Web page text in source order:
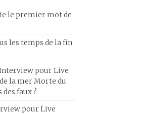
le premier mot de
les temps de la fin
pour Live
la mer Morte du
faux ?
pour Live